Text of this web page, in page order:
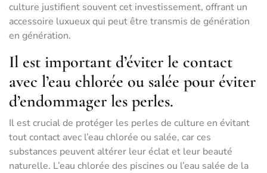
culture justifient souvent cet investissement, offrant un
accessoire luxueux qui peut être transmis de génération
en génération.
Il est important d’éviter le contact
avec l’eau chlorée ou salée pour éviter
d’endommager les perles.
Il est crucial de protéger les perles de culture en évitant
tout contact avec l’eau chlorée ou salée, car ces
substances peuvent altérer leur éclat et leur beauté
naturelle. L’eau chlorée des piscines ou l’eau salée de la